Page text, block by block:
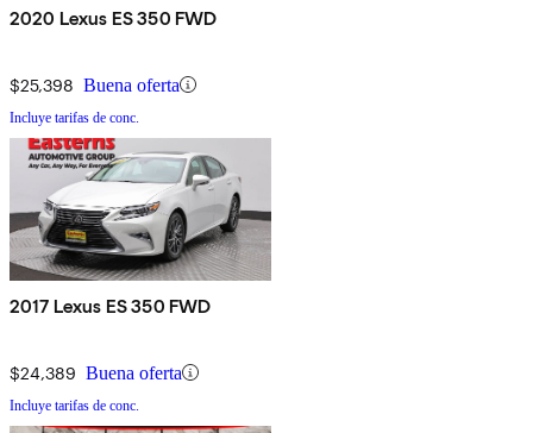
2020 Lexus ES 350 FWD
$25,398 Buena oferta
Incluye tarifas de conc.
2017 Lexus ES 350 FWD
$24,389 Buena oferta
Incluye tarifas de conc.